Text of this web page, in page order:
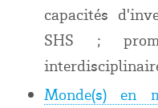
capacités
SHS ;
Monde(s) en